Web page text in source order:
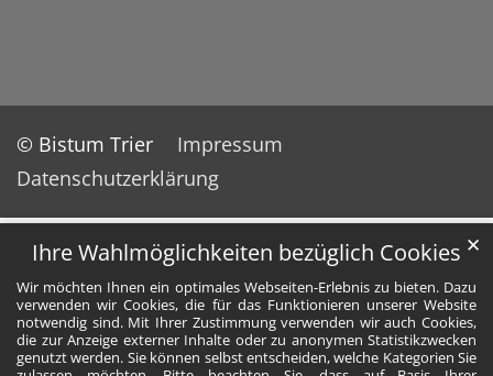
Ihre Wahlmöglichkeiten bezüglich Cookies
Wir möchten Ihnen ein optimales Webseiten-Erlebnis zu bieten. Dazu
verwenden wir Cookies, die für das Funktionieren unserer Website
notwendig sind. Mit Ihrer Zustimmung verwenden wir auch Cookies,
die zur Anzeige externer Inhalte oder zu anonymen Statistikzwecken
genutzt werden. Sie können selbst entscheiden, welche Kategorien Sie
✕
© Bistum Trier
Impressum
Datenschutzerklärung